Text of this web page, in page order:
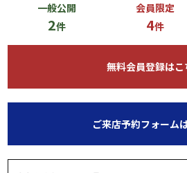
一般公開
2件
会員限定
4件
無料会員登録はこ
ご来店予約フォーム